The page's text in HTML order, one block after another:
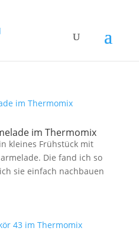
im Thermomix
kleines Frühstück mit
Die fand ich so
sie einfach nachbauen